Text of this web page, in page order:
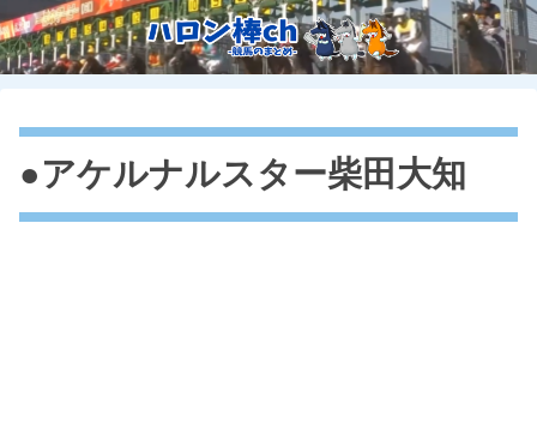
●アケルナルスター柴田大知